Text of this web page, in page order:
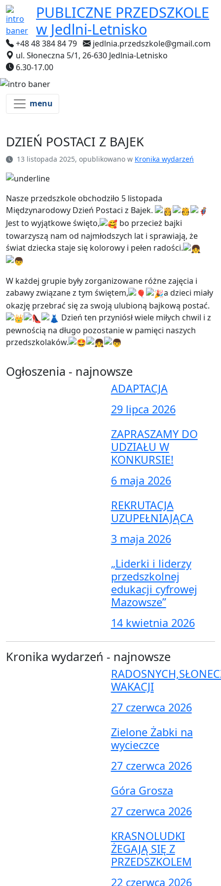
PUBLICZNE PRZEDSZKOLE
w Jedlni-Letnisko
+48 48 384 84 79
jedlnia.przedszkole@gmail.com
ul. Słoneczna 5/1, 26-630 Jedlnia-Letnisko
6.30-17.00
menu
DZIEŃ POSTACI Z BAJEK
13 listopada 2025, opublikowano w Kronika wydarzeń
Nasze przedszkole obchodziło 5 listopada
Międzynarodowy Dzień Postaci z Bajek.
Jest to wyjątkowe święto,
bo przecież bajki
towarzyszą nam od najmłodszych lat i sprawiają, że
świat dziecka staje się kolorowy i pełen radości.
W każdej grupie były zorganizowane różne zajęcia i
zabawy związane z tym świętem,
a dzieci miały
okazję przebrać się za swoją ulubioną bajkową postać.
Dzień ten przyniósł wiele miłych chwil i z
pewnością na długo pozostanie w pamięci naszych
przedszkolaków.
Ogłoszenia - najnowsze
ADAPTACJA
29 lipca 2026
ZAPRASZAMY DO
UDZIAŁU W
KONKURSIE!
6 maja 2026
REKRUTACJA
UZUPEŁNIAJĄCA
3 maja 2026
„Liderki i liderzy
przedszkolnej
edukacji cyfrowej
Mazowsze”
14 kwietnia 2026
Kronika wydarzeń - najnowsze
WAKACJI
27 czerwca 2026
Zielone Żabki na
wycieczce
27 czerwca 2026
Góra Grosza
27 czerwca 2026
KRASNOLUDKI
ŻEGAJĄ SIĘ Z
PRZEDSZKOLEM
22 czerwca 2026